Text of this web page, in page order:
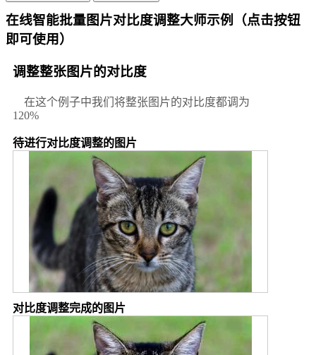
在线智能批量图片对比度调整大师示例（点击按钮
即可使用）
调整整张图片的对比度
在这个例子中我们将整张图片的对比度都调为
120%
待进行对比度调整的图片
对比度调整完成的图片